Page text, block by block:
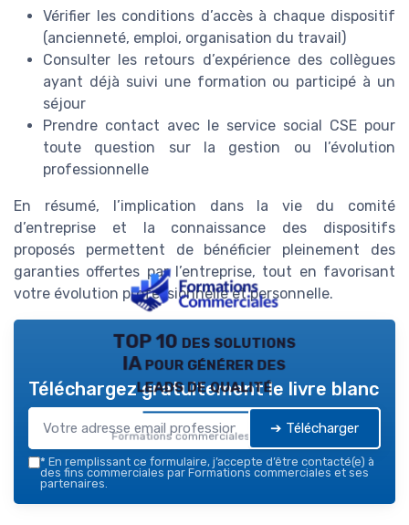
Vérifier les conditions d’accès à chaque dispositif
(ancienneté, emploi, organisation du travail)
Consulter les retours d’expérience des collègues
ayant déjà suivi une formation ou participé à un
séjour
Prendre contact avec le service social CSE pour
toute question sur la gestion ou l’évolution
professionnelle
En résumé, l’implication dans la vie du comité
d’entreprise et la connaissance des dispositifs
proposés permettent de bénéficier pleinement des
garanties offertes par l’entreprise, tout en favorisant
votre évolution professionnelle et personnelle.
TOP 10 des solutions
IA pour générer des
leads de qualité
Formations commerciales — 2026
Téléchargez gratuitement le livre blanc
➔ Télécharger
* En remplissant ce formulaire, j’accepte d’être contacté(e) à
des fins commerciales par Formations commerciales et ses
partenaires.